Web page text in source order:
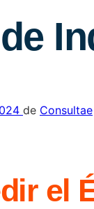
de Consultae
el